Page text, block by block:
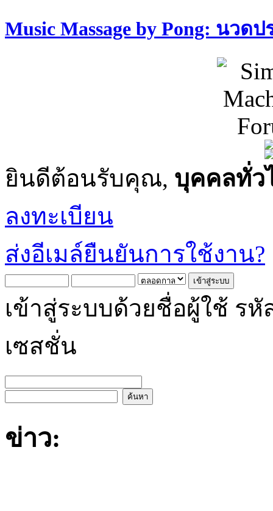
Music Massage by Pong: นวด
ยินดีต้อนรับคุณ, บุคคลทั่ว
ลงทะเบียน
ส่งอีเมล์ยืนยันการใช้งาน?
เข้าสู่ระบบด้วยชื่อผู้ใช้ รหั
เซสชั่น
ข่าว: